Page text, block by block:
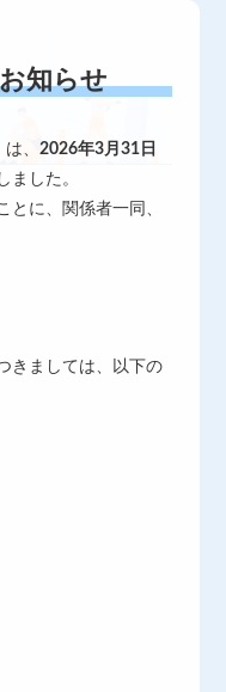
知らせ
、 2026年3月31日
ました。
とに、関係者一同、
きましては、以下の